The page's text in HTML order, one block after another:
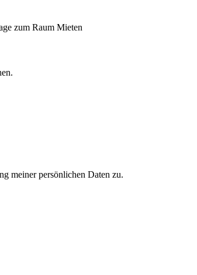
zum Raum Mieten
meiner persönlichen Daten zu.